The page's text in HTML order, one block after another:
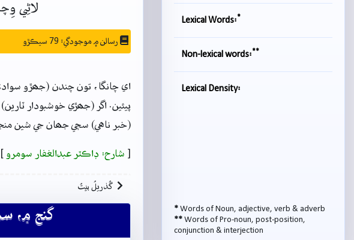
Lexical Words:*
Non-lexical words:**
Lexical Density:
* Words of Noun, adjective, verb & adverb
** Words of Pro-noun, post-position,
conjunction & interjection
لاڻِي
رسالن ۾ موجودگي: 79 سيڪڙو
اي چانگا، تون چندن (جھڙو
پيئين. اگر (جھڙي خوشبودار
(خبر ناهي) سڄي جھان جي شين
[ شارح: ڊاڪٽر عبدالغفار سومرو ]
گُذريلُ بيتُ
گنج ۾،